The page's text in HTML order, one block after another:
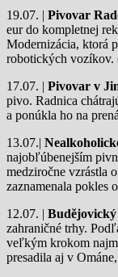
19.07. | Pivovar
eur do kompletnej
Modernizácia, ktorá
robotických vozíkov.
17.07. | Pivovar v
pivo. Radnica
a ponúkla ho na
13.07.|
najobľúbenejším
medziročne vzrástla
zaznamenala pokles
12.07. |
zahraničné trhy.
veľkým krokom
presadila aj v